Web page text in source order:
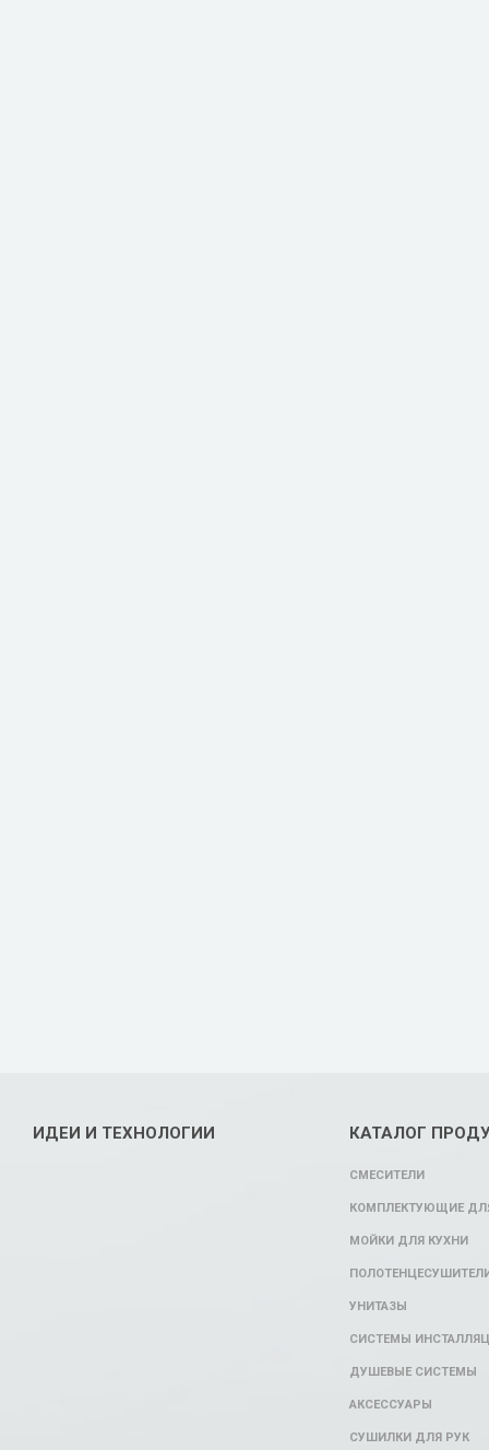
ИДЕИ И ТЕХНОЛОГИИ КАТАЛОГ
СМЕСИТЕЛИ
КОМПЛЕКТУЮЩИЕ
МОЙКИ ДЛЯ КУХНИ
УНИТАЗЫ
СИСТЕМЫ
ДУШЕВЫЕ СИСТЕМЫ
АКСЕССУАРЫ
СУШИЛКИ ДЛЯ РУК